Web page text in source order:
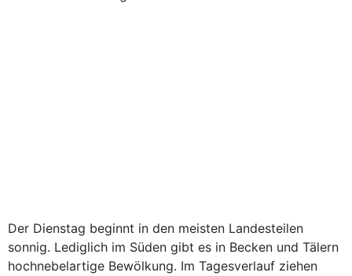
Der Dienstag beginnt in den meisten Landesteilen
sonnig. Lediglich im Süden gibt es in Becken und Tälern
hochnebelartige Bewölkung. Im Tagesverlauf ziehen